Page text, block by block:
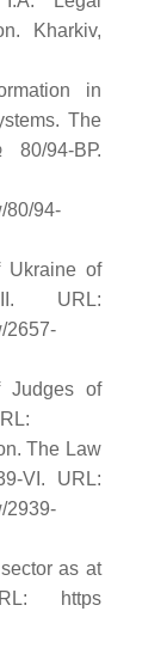
Kharkiv,
in
The
80/94-ВР.
80/94-
Ukraine of
URL:
2657-
Judges of
The Law
VI. URL:
2939-
as at
https